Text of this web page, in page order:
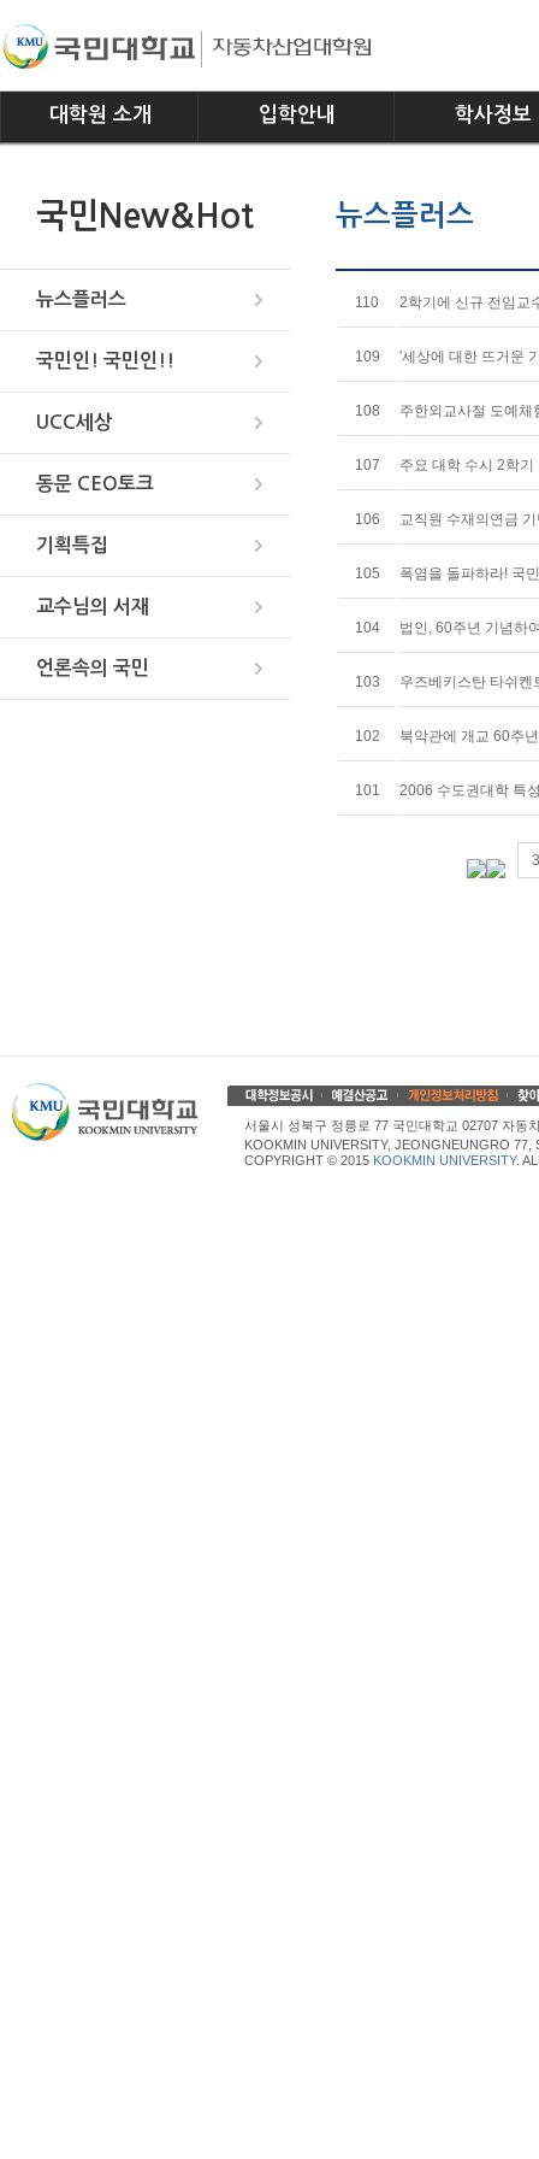
대학원 소개
연혁
입학안내 학사정보
교과과정
국민New&Hot
뉴스플러스
국민인! 국민인!!
UCC세상
동문 CEO토크
기획특집
교수님의 서재
언론속의 국민
뉴스플러스
110 2학기에 신규 전임교
109 '세상에 대한 뜨거운
108 주한외교사절 도예체
107 주요 대학 수시 2학
106 교직원 수재의연금
105 폭염을 돌파하라! 국
104 법인, 60주년 기념하
103 우즈베키스탄 타쉬켄
102 북악관에 개교 60주
101 2006 수도권대학 특
서울시 성북구 정릉로 77 국민대학교 02707 자동
KOOKMIN UNIVERSITY, JEONGNEUNGRO
COPYRIGHT © 2015 KOOKMIN UNIVERSITY.